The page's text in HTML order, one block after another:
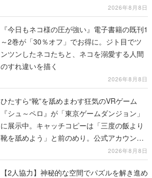
2026年8月8日
『今日もネコ様の圧が強い』電子書籍の既刊1
～2巻が「30％オフ」でお得に。ジト目でツ
ンツンしたネコたちと、ネコを溺愛する人間
のすれ違いを描く
2026年8月8日
ひたすら“靴”を舐めまわす狂気のVRゲーム
『シュ～ペロ』が「東京ゲームダンジョン」
に展示中。キャッチコピーは「三度の飯より
靴を舐めよう」と前のめり。公式アカウント
も開設され、2026年リリースに向けて開発中
2026年8月8日
【2人協力】神秘的な空間でパズルを解き進め